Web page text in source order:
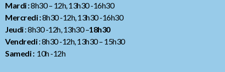
Mardi :8h30 – 12h, 13h30 -16h30
Mercredi :8h30 -12h, 13h30 -16h30
Jeudi: 8h30 -12h, 13h30 –18h30
Vendredi: 8h30 -12h, 13h30– 15h30
Samedi :10h -12h